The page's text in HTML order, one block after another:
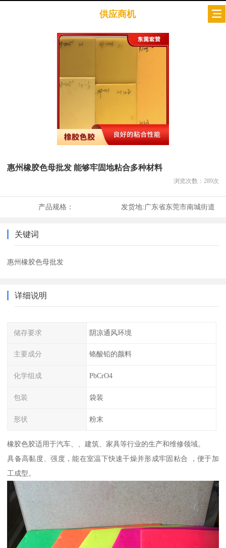
供应商机
惠州橡胶色母批发 能够牢固地粘合多种材料
浏览次数： 289次
产品规格： 发货地:广东省东莞市南城街道
关键词
惠州橡胶色母批发
详细说明
储存要求 阴凉通风环境
主要成分 铬酸铅的颜料
化学组成 PbCrO4
包装 袋装
形状 粉末
橡胶色胶适用于汽车、、建筑、家具等行业的生产和维修领域。
具备高黏度、强度，能在室温下快速干燥并形成牢固粘合 ，便于加
工成型。